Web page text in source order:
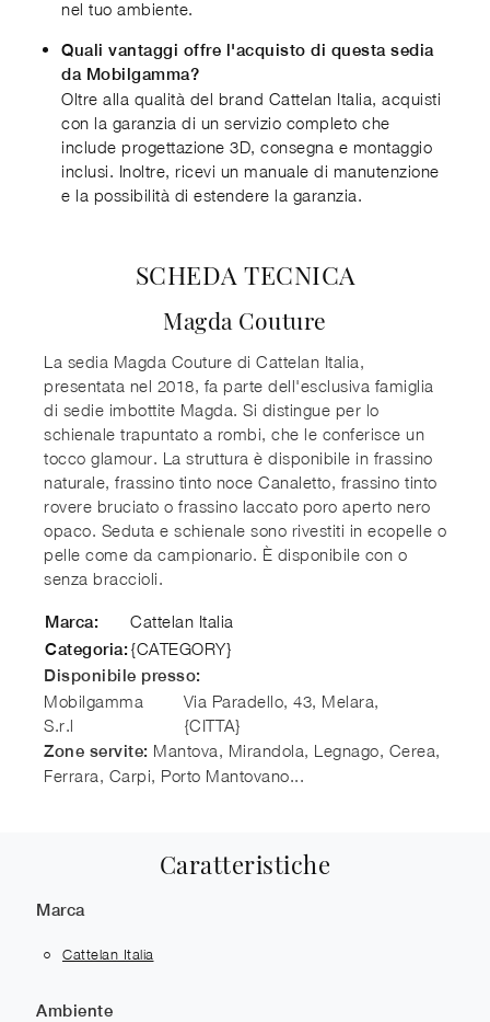
nel tuo ambiente.
Quali vantaggi offre l'acquisto di questa sedia
da Mobilgamma?
Oltre alla qualità del brand Cattelan Italia, acquisti
con la garanzia di un servizio completo che
include progettazione 3D, consegna e montaggio
inclusi. Inoltre, ricevi un manuale di manutenzione
e la possibilità di estendere la garanzia.
SCHEDA TECNICA
Magda Couture
La sedia Magda Couture di Cattelan Italia,
presentata nel 2018, fa parte dell'esclusiva famiglia
di sedie imbottite Magda. Si distingue per lo
schienale trapuntato a rombi, che le conferisce un
tocco glamour. La struttura è disponibile in frassino
naturale, frassino tinto noce Canaletto, frassino tinto
rovere bruciato o frassino laccato poro aperto nero
opaco. Seduta e schienale sono rivestiti in ecopelle o
pelle come da campionario. È disponibile con o
senza braccioli.
Marca: Cattelan Italia
Categoria:{CATEGORY}
Disponibile presso:
Mobilgamma
S.r.l
Via Paradello, 43, Melara,
{CITTA}
Zone servite: Mantova, Mirandola, Legnago, Cerea,
Ferrara, Carpi, Porto Mantovano...
Caratteristiche
Marca
Cattelan Italia
Ambiente